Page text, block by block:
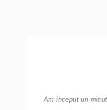
Am inceput un